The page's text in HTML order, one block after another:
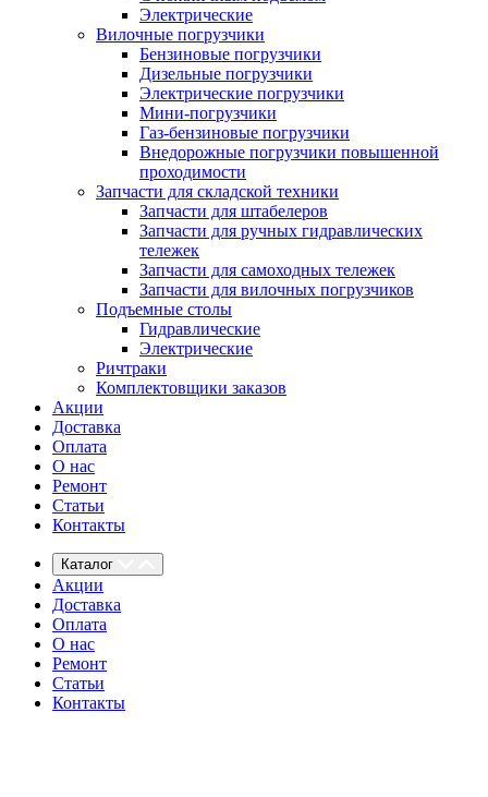
Электрические
Вилочные погрузчики
Бензиновые погрузчики
Дизельные погрузчики
Электрические погрузчики
Мини-погрузчики
Газ-бензиновые погрузчики
Внедорожные погрузчики повышенной
проходимости
Запчасти для складской техники
Запчасти для штабелеров
Запчасти для ручных гидравлических
тележек
Запчасти для самоходных тележек
Запчасти для вилочных погрузчиков
Подъемные столы
Гидравлические
Электрические
Ричтраки
Комплектовщики заказов
Акции
Доставка
Оплата
О нас
Ремонт
Статьи
Контакты
Каталог
Акции
Доставка
Оплата
О нас
Ремонт
Статьи
Контакты